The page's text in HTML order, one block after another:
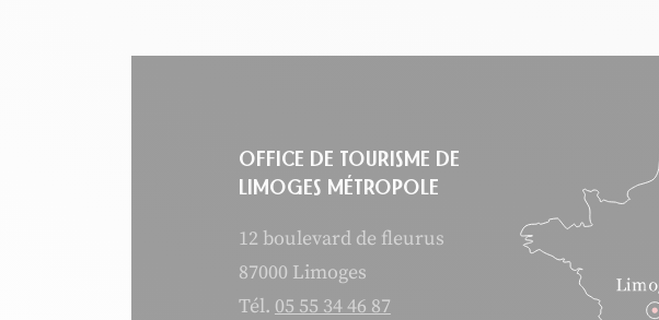
OFFICE DE TOURISME DE
LIMOGES MÉTROPOLE
12 boulevard de fleurus
87000 Limoges
Tél. 05 55 34 46 87